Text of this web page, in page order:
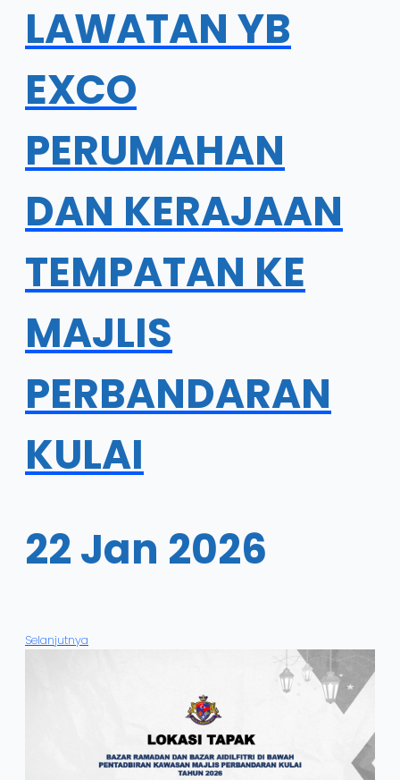
LAWATAN YB
EXCO
PERUMAHAN
DAN KERAJAAN
TEMPATAN KE
MAJLIS
PERBANDARAN
KULAI
22 Jan 2026
Selanjutnya